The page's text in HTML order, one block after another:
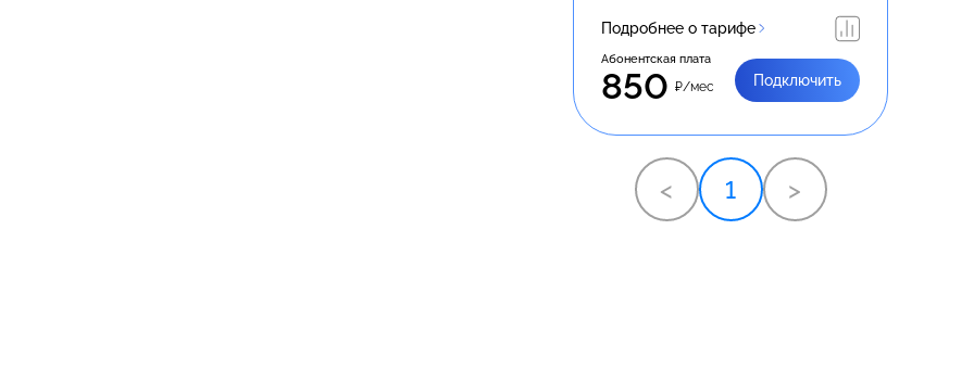
Подробнее о тарифе
Абонентская плата
850 ₽/мес Подключить
< 1 >